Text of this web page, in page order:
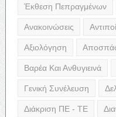
Έκθεση Πεπραγμένων
Ανακοινώσεις
Αξιολόγηση
Βαρέα Και Ανθυγιεινά
Γενική Συνέλευση
Διάκριση ΠΕ - ΤΕ